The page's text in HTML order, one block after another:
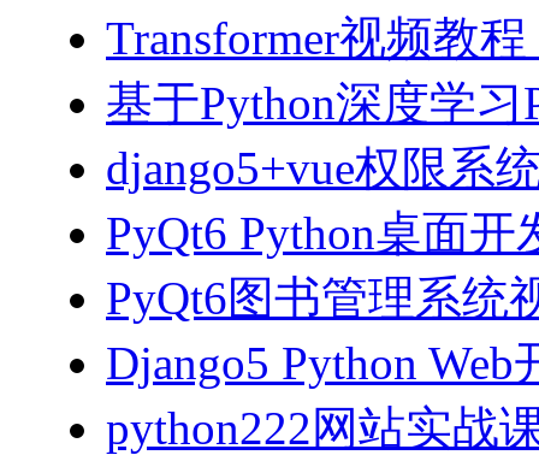
Transformer视频教
基于Python深度学
django5+vue权限系
PyQt6 Python桌面开
PyQt6图书管理系统
Django5 Python
python222网站实战